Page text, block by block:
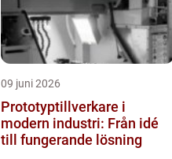
09 juni 2026
Prototyptillverkare i
modern industri: Från idé
till fungerande lösning